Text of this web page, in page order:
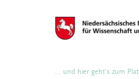
... und hier geht's zum